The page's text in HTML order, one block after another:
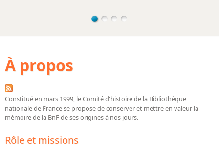
Dictionnaire BnF : index
provenances
Recherche de fonds, collections et provenances
L'histoire de la BnF en objets
À propos
Constitué en mars 1999, le Comité d'histoire de la Bibliothèque
nationale de France se propose de conserver et mettre en valeur la
mémoire de la BnF de ses origines à nos jours.
Rôle et missions